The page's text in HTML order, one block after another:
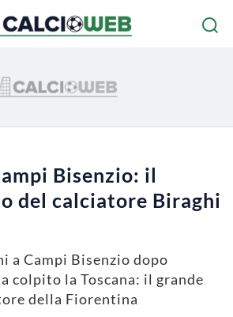
Bisenzio: il
del calciatore Biraghi
a Campi Bisenzio dopo
colpito la Toscana: il grande
della Fiorentina